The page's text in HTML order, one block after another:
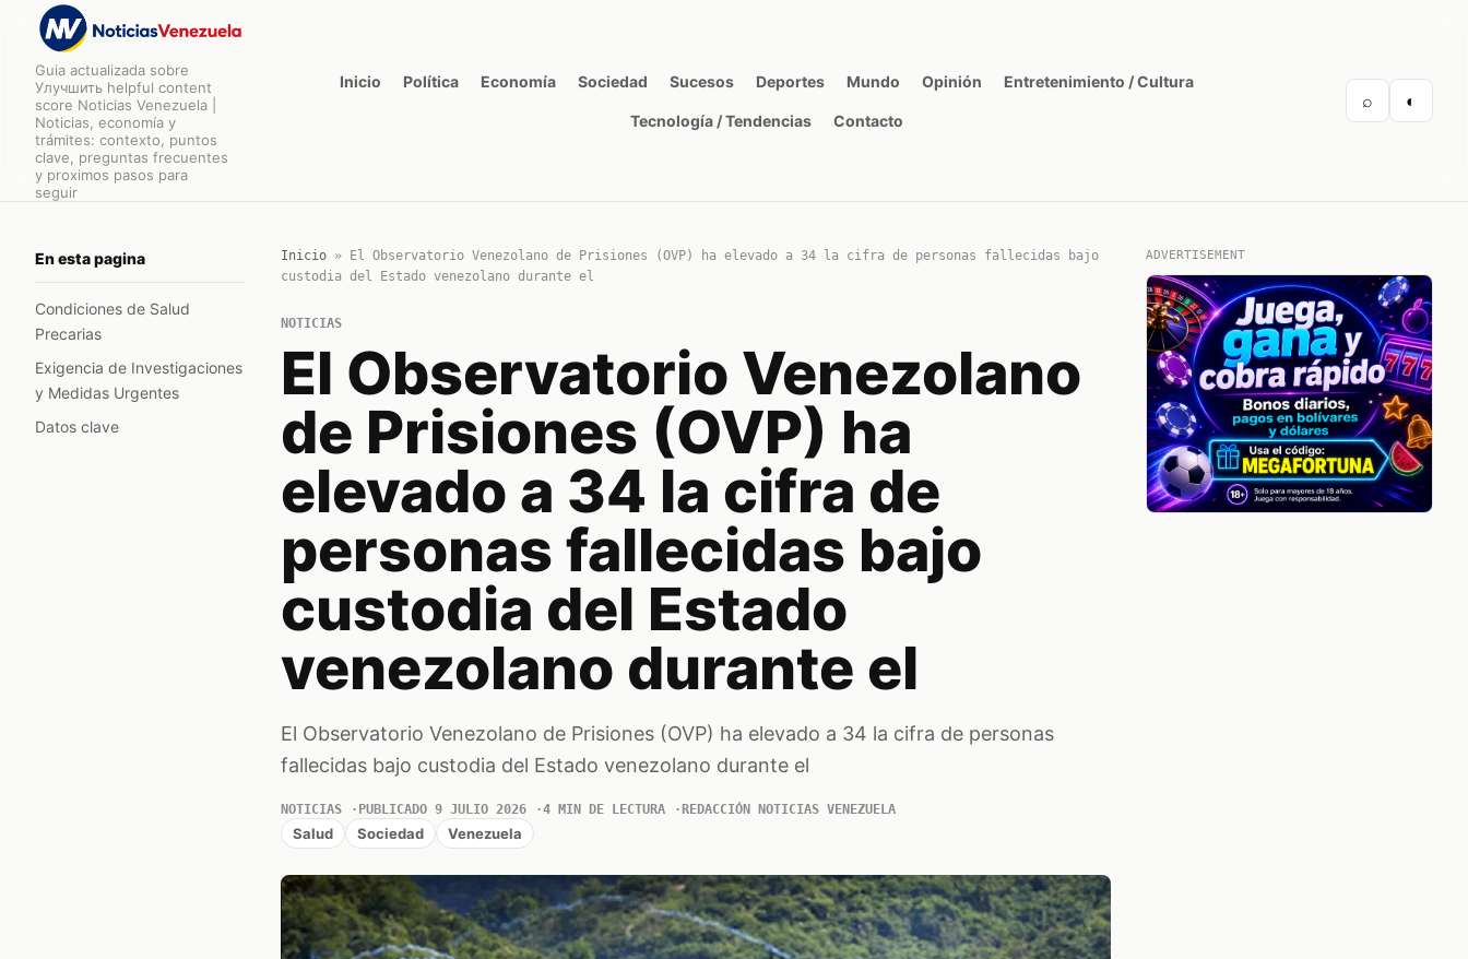
Guia actualizada sobre
Улучшить helpful content
score Noticias Venezuela |
Noticias, economía y
trámites: contexto, puntos
clave, preguntas frecuentes
y proximos pasos para
seguir
Inicio Política Economía Sociedad Sucesos Deportes Mundo Opinión Entretenimiento / Cultura
Tecnología / Tendencias Contacto
⌕ ◐
En esta pagina
Condiciones de Salud
Precarias
Exigencia de Investigaciones
y Medidas Urgentes
Datos clave
Inicio»
El Observatorio Venezolano de Prisiones (OVP) ha elevado a 34 la cifra de personas fallecidas bajo
custodia del Estado venezolano durante el
NOTICIAS
El Observatorio Venezolano
de Prisiones (OVP) ha
elevado a 34 la cifra de
personas fallecidas bajo
custodia del Estado
venezolano durante el
El Observatorio Venezolano de Prisiones (OVP) ha elevado a 34 la cifra de personas
fallecidas bajo custodia del Estado venezolano durante el
NOTICIAS PUBLICADO 9 JULIO 2026 4 MIN DE LECTURA REDACCIÓN NOTICIAS VENEZUELA
Salud Sociedad Venezuela
ADVERTISEMENT